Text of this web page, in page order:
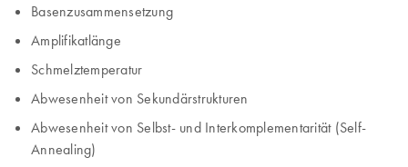
Basenzusammensetzung
Amplifikatlänge
Schmelztemperatur
Abwesenheit von Sekundärstrukturen
Abwesenheit von Selbst- und Interkomplementarität (Self-
Annealing)